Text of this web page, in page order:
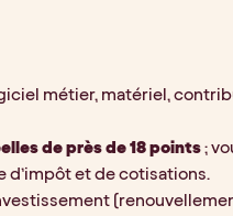
métier, matériel,
de près de 18 points ;
et de cotisations.